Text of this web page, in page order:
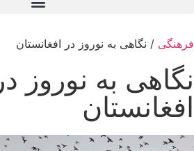
فرهنگی / نگاهی به نوروز در افغانستان
نگاهی به نوروز در
افغانستان